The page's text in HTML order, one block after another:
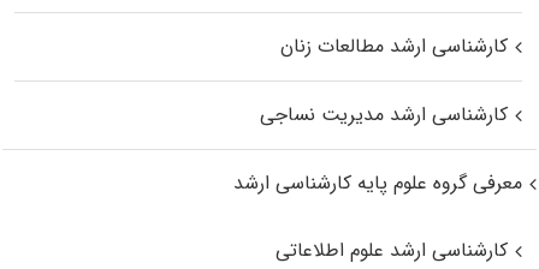
کارشناسی ارشد مطالعات زنان
کارشناسی ارشد مدیریت نساجی
معرفی گروه علوم پایه کارشناسی ارشد
کارشناسی ارشد علوم اطلاعاتی